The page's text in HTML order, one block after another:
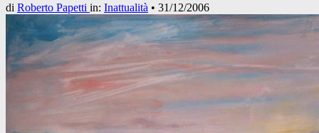
di Roberto Papetti in: Inattualità • 31/12/2006